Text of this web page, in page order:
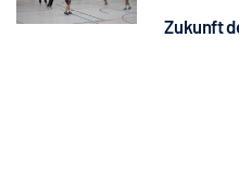
Zukunft